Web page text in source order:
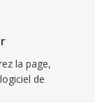
la page,
de